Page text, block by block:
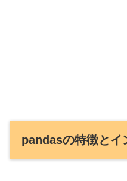
pandasの特徴とイ